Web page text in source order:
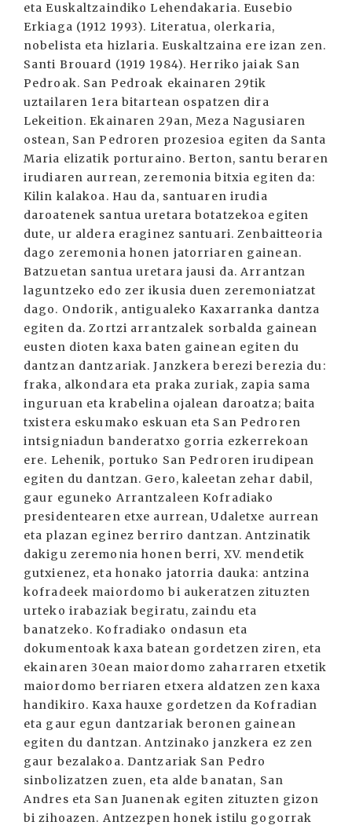
eta Euskaltzaindiko Lehendakaria. Eusebio
Erkiaga (1912 1993). Literatua, olerkaria,
nobelista eta hizlaria. Euskaltzaina ere izan zen.
Santi Brouard (1919 1984). Herriko jaiak San
Pedroak. San Pedroak ekainaren 29tik
uztailaren 1era bitartean ospatzen dira
Lekeition. Ekainaren 29an, Meza Nagusiaren
ostean, San Pedroren prozesioa egiten da Santa
Maria elizatik porturaino. Berton, santu beraren
irudiaren aurrean, zeremonia bitxia egiten da:
Kilin kalakoa. Hau da, santuaren irudia
daroatenek santua uretara botatzekoa egiten
dute, ur aldera eraginez santuari. Zenbaitteoria
dago zeremonia honen jatorriaren gainean.
Batzuetan santua uretara jausi da. Arrantzan
laguntzeko edo zer ikusia duen zeremoniatzat
dago. Ondorik, antigualeko Kaxarranka dantza
egiten da. Zortzi arrantzalek sorbalda gainean
eusten dioten kaxa baten gainean egiten du
dantzan dantzariak. Janzkera berezi berezia du:
fraka, alkondara eta praka zuriak, zapia sama
inguruan eta krabelina ojalean daroatza; baita
txistera eskumako eskuan eta San Pedroren
intsigniadun banderatxo gorria ezkerrekoan
ere. Lehenik, portuko San Pedroren irudipean
egiten du dantzan. Gero, kaleetan zehar dabil,
gaur eguneko Arrantzaleen Kofradiako
presidentearen etxe aurrean, Udaletxe aurrean
eta plazan eginez berriro dantzan. Antzinatik
dakigu zeremonia honen berri, XV. mendetik
gutxienez, eta honako jatorria dauka: antzina
kofradeek maiordomo bi aukeratzen zituzten
urteko irabaziak begiratu, zaindu eta
banatzeko. Kofradiako ondasun eta
dokumentoak kaxa batean gordetzen ziren, eta
ekainaren 30ean maiordomo zaharraren etxetik
maiordomo berriaren etxera aldatzen zen kaxa
handikiro. Kaxa hauxe gordetzen da Kofradian
eta gaur egun dantzariak beronen gainean
egiten du dantzan. Antzinako janzkera ez zen
gaur bezalakoa. Dantzariak San Pedro
sinbolizatzen zuen, eta alde banatan, San
Andres eta San Juanenak egiten zituzten gizon
bi zihoazen. Antzezpen honek istilu gogorrak